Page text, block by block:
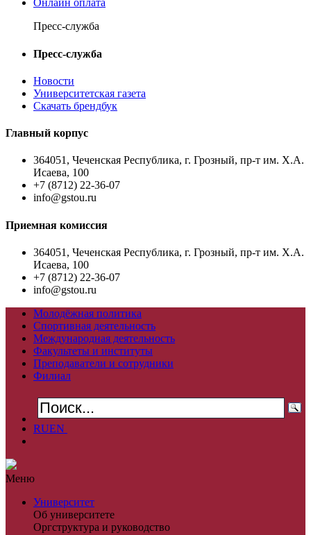
Онлайн оплата
Пресс-служба
Пресс-служба
Новости
Университетская газета
Скачать брендбук
Главный корпус
364051, Чеченская Республика, г. Грозный, пр-т им. Х.А.
Исаева, 100
+7 (8712) 22-36-07
info@gstou.ru
Приемная комиссия
364051, Чеченская Республика, г. Грозный, пр-т им. Х.А.
Исаева, 100
+7 (8712) 22-36-07
info@gstou.ru
Молодёжная политика
Спортивная деятельность
Международная деятельность
Факультеты и институты
Преподаватели и сотрудники
Филиал
RUEN
Меню
Университет
Об университете
Оргструктура и руководство